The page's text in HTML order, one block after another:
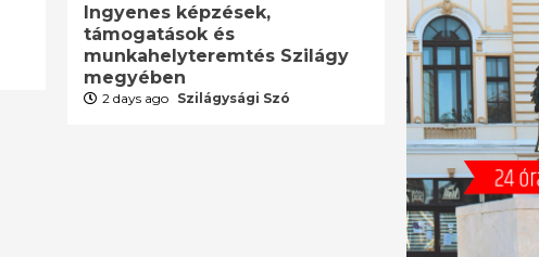
Ingyenes képzések,
támogatások és
munkahelyteremtés Szilágy
megyében
2 days ago Szilágysági Szó